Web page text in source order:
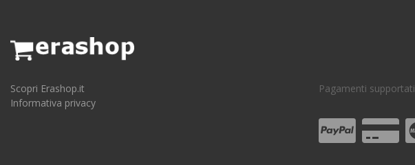
Scopri Erashop.it
Informativa privacy
Pagamenti supportati